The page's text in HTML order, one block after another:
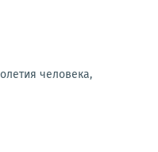
человека,